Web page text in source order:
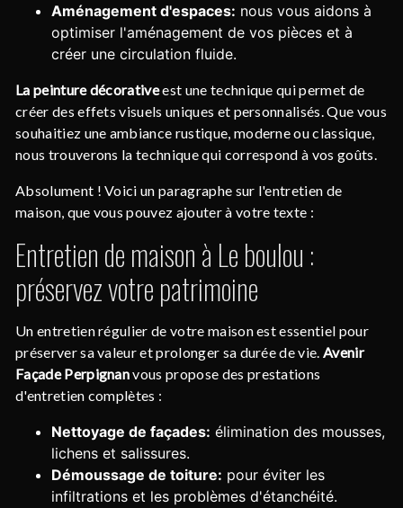
Aménagement d'espaces: nous vous aidons à
optimiser l'aménagement de vos pièces et à
créer une circulation fluide.
La peinture décorativeest une technique qui permet de
créer des effets visuels uniques et personnalisés. Que vous
souhaitiez une ambiance rustique, moderne ou classique,
nous trouverons la technique qui correspond à vos goûts.
Absolument ! Voici un paragraphe sur l'entretien de
maison, que vous pouvez ajouter à votre texte :
Entretien de maison à Le boulou :
préservez votre patrimoine
Un entretien régulier de votre maison est essentiel pour
préserver sa valeur et prolonger sa durée de vie.Avenir
Façade Perpignanvous propose des prestations
d'entretien complètes :
Nettoyage de façades: élimination des mousses,
lichens et salissures.
Démoussage de toiture: pour éviter les
infiltrations et les problèmes d'étanchéité.